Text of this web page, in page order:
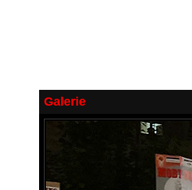
Galerie